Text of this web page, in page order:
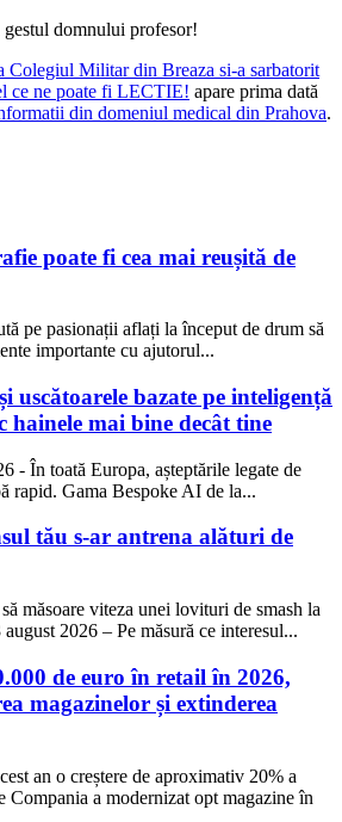
domnului profesor!
Colegiul Militar din Breaza si-a sarbatorit
ce ne poate fi LECTIE! apare prima dată
din domeniul medical din Prahova.
poate fi cea mai reușită de
pe pasionații aflați la început de drum să
importante cu ajutorul...
uscătoarele bazate pe inteligență
hainele mai bine decât tine
- În toată Europa, așteptările legate de
rapid. Gama Bespoke AI de la...
tău s-ar antrena alături de
măsoare viteza unei lovituri de smash la
2026 – Pe măsură ce interesul...
de euro în retail în 2026,
magazinelor și extinderea
an o creștere de aproximativ 20% a
Compania a modernizat opt magazine în